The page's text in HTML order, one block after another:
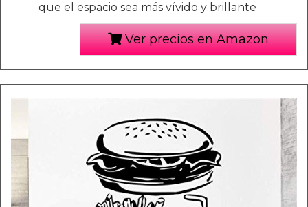
que el espacio sea más vívido y brillante
Ver precios en Amazon